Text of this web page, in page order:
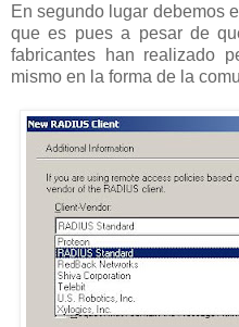
En segundo lugar debemos
que es pues a pesar de
fabricantes han realizado
mismo en la forma de la